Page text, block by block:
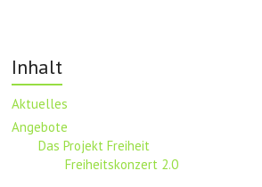
Inhalt
Aktuelles
Angebote
Das Projekt Freiheit
Freiheitskonzert 2.0